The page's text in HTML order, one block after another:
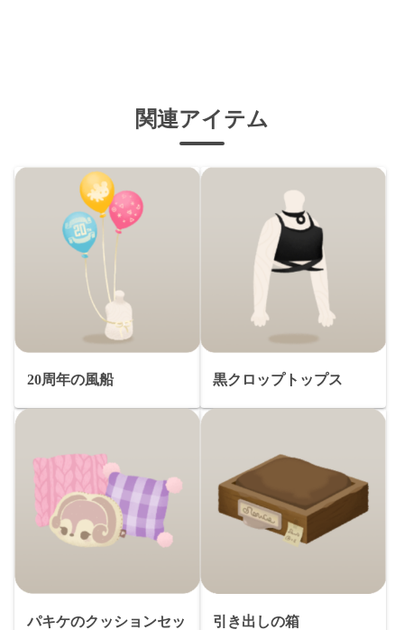
関連アイテム
20周年の風船 黒クロップトップス
パキケのクッションセッ
引き出しの箱